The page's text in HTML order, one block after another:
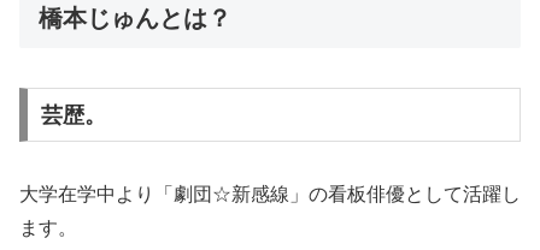
橋本じゅんとは？
芸歴。
大学在学中より「劇団☆新感線」の看板俳優として活躍し
ます。